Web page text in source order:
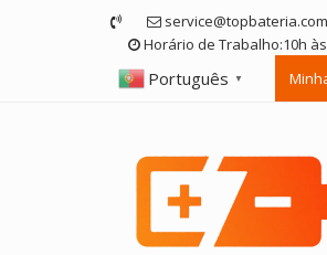
service@topbateria.com
Horário de Trabalho:10h
Português ▼